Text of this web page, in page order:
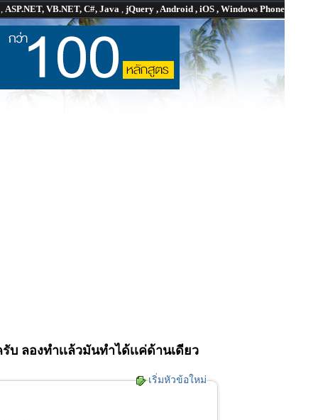
, ASP.NET, VB.NET, C#, Java , jQuery , Android , iOS , Windows Phone
ลองทำเเล้วมันทำได้เเค่ด้านเดียว
เริ่มหัวข้อใหม่